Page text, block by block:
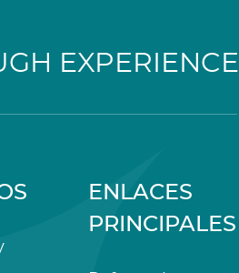
EXPERIENCE
ENLACES
PRINCIPALES